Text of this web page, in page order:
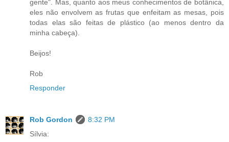
gente". Mas, quanto aos meus conhecimentos de botânica,
eles não envolvem as frutas que enfeitam as mesas, pois
todas elas são feitas de plástico (ao menos dentro da
minha cabeça).
Beijos!
Rob
Responder
Rob Gordon
8:32 PM
Sílvia: